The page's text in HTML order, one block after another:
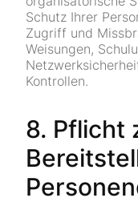
Schutz Ihrer
Zugriff und
Weisungen,
Kontrollen.
8. Pflicht